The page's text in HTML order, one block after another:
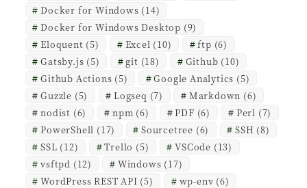
Docker for Windows (14)
Docker for Windows Desktop (9)
Eloquent (5) Excel (10) ftp (6)
Gatsby.js (5) git (18) Github (10)
Github Actions (5) Google Analytics (5)
Guzzle (5) Logseq (7) Markdown (6)
nodist (6) npm (6) PDF (6) Perl (7)
PowerShell (17) Sourcetree (6) SSH (8)
SSL (12) Trello (5) VSCode (13)
vsftpd (12) Windows (17)
WordPress REST API (5) wp-env (6)